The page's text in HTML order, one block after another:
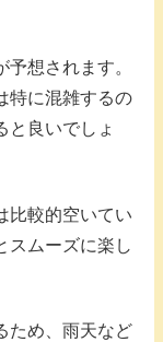
想されます。
特に混雑するの
と良いでしょ
比較的空いてい
スムーズに楽し
ため、雨天など